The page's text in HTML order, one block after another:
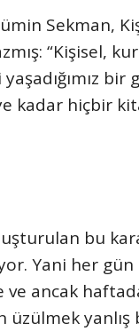
Sekman,
“Kişisel,
kadar hiçbir
bu
Yani her
ve ancak
üzülmek